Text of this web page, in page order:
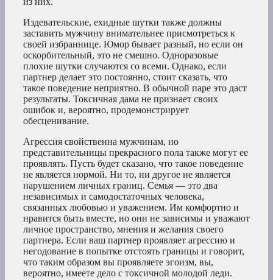
Издевательские, ехидные шутки также должны
заставить мужчину внимательнее присмотреться к
своей избраннице. Юмор бывает разный, но если он
оскорбительный, это не смешно. Одноразовые
плохие шутки случаются со всеми. Однако, если
партнер делает это постоянно, стоит сказать, что
такое поведение неприятно. В обычной паре это даст
результаты. Токсичная дама не признает своих
ошибок и, вероятно, продемонстрирует
обесценивание.
Агрессия свойственна мужчинам, но
представительницы прекрасного пола также могут ее
проявлять. Пусть будет сказано, что такое поведение
не является нормой. Ни то, ни другое не является
нарушением личных границ. Семья — это два
независимых и самодостаточных человека,
связанных любовью и уважением. Им комфортно и
нравится быть вместе, но они не зависимы и уважают
личное пространство, мнения и желания своего
партнера. Если ваш партнер проявляет агрессию и
негодование в попытке отстоять границы и говорит,
что таким образом вы проявляете эгоизм, вы,
вероятно, имеете дело с токсичной молодой леди.